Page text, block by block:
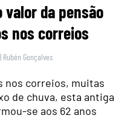
da pensão
nos correios
| Rubén Gonçalves
nos correios, muitas
de chuva, esta antiga
se aos 62 anos